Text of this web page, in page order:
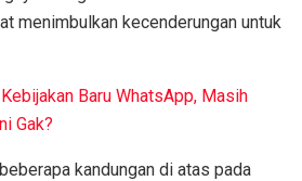
menimbulkan kecenderungan untuk
Baru WhatsApp, Masih
Gak?
kandungan di atas pada